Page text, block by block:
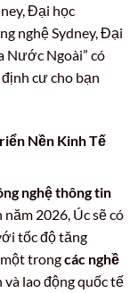
Đại học
nghệ Sydney, Đại
Nước Ngoài” có
cư cho bạn
Nền Kinh Tế
nghệ thông tin
2026, Úc sẽ có
tốc độ tăng
trongcác nghề
lao động quốc tế